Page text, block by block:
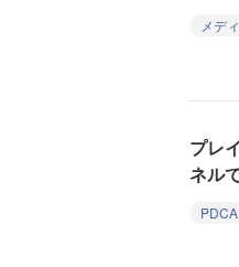
メデ
プレ
ネル
PDCA